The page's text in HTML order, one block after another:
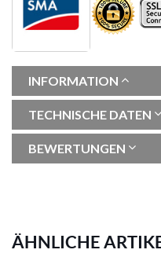
INFORMATION
TECHNISCHE DATEN
BEWERTUNGEN
ÄHNLICHE